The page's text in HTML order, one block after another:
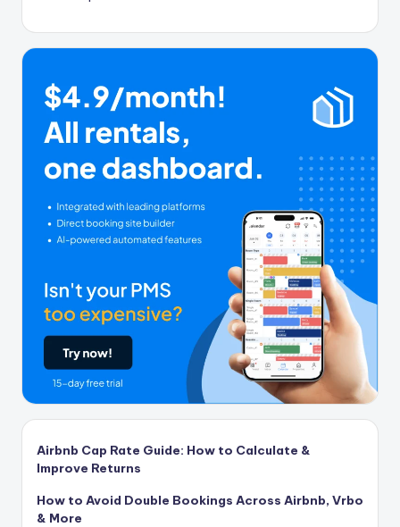
Airbnb Cap Rate Guide: How to Calculate &
Improve Returns
How to Avoid Double Bookings Across Airbnb, Vrbo
& More